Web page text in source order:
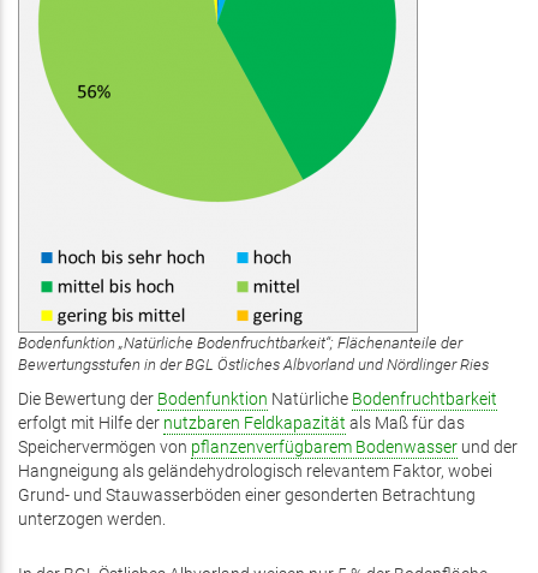
Bodenfunktion „Natürliche Bodenfruchtbarkeit“; Flächenanteile der
Bewertungsstufen in der BGL Östliches Albvorland und Nördlinger Ries
Die Bewertung der Bodenfunktion Natürliche Bodenfruchtbarkeit
erfolgt mit Hilfe der nutzbaren Feldkapazität als Maß für das
Speichervermögen von pflanzenverfügbarem Bodenwasser und der
Hangneigung als geländehydrologisch relevantem Faktor, wobei
Grund- und Stauwasserböden einer gesonderten Betrachtung
unterzogen werden.